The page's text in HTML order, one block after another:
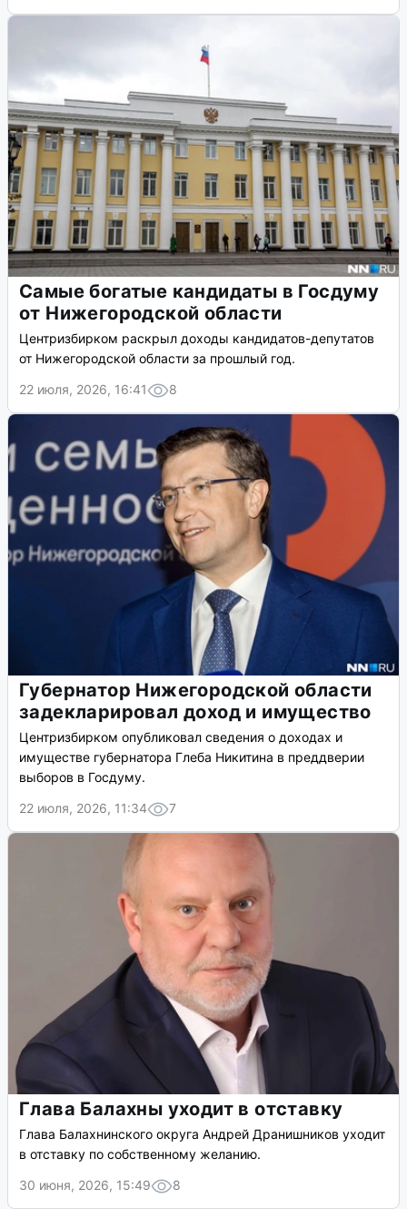
Самые богатые кандидаты в Госдуму
от Нижегородской области
Центризбирком раскрыл доходы кандидатов-депутатов
от Нижегородской области за прошлый год.
22 июля, 2026, 16:41
8
Губернатор Нижегородской области
задекларировал доход и имущество
Центризбирком опубликовал сведения о доходах и
имуществе губернатора Глеба Никитина в преддверии
выборов в Госдуму.
22 июля, 2026, 11:34
7
Глава Балахны уходит в отставку
Глава Балахнинского округа Андрей Дранишников уходит
в отставку по собственному желанию.
30 июня, 2026, 15:49
8